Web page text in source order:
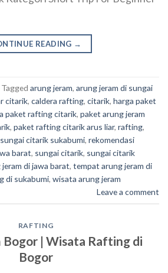
READING →
Tagged arung jeram, arung jeram di sungai
citarik, caldera rafting, citarik, harga paket
paket rafting citarik, paket arung jeram
, paket rafting citarik arus liar, rafting,
citarik sukabumi, rekomendasi
barat, sungai citarik, sungai citarik
di jawa barat, tempat arung jeram di
di sukabumi, wisata arung jeram
Leave a comment
RAFTING
Bogor | Wisata Rafting di
Bogor